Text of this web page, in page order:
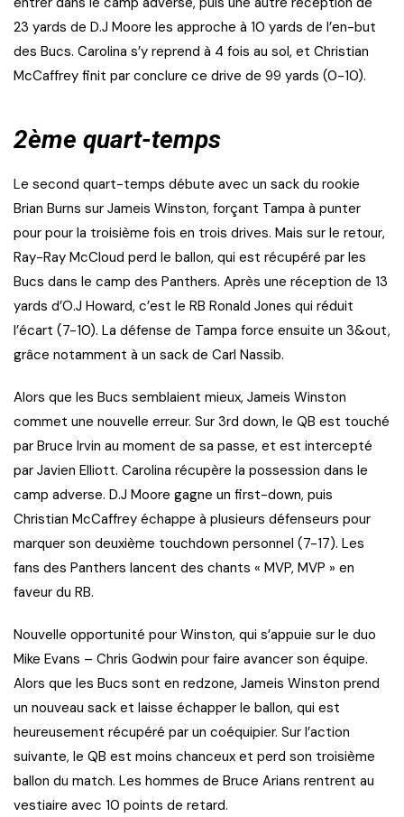
23 yards de D.J Moore les approche à 10 yards de l’en-but
des Bucs. Carolina s’y reprend à 4 fois au sol, et Christian
McCaffrey finit par conclure ce drive de 99 yards (0-10).
2ème quart-temps
Le second quart-temps débute avec un sack du rookie
Brian Burns sur Jameis Winston, forçant Tampa à punter
pour pour la troisième fois en trois drives. Mais sur le retour,
Ray-Ray McCloud perd le ballon, qui est récupéré par les
Bucs dans le camp des Panthers. Après une réception de 13
yards d’O.J Howard, c’est le RB Ronald Jones qui réduit
l’écart (7-10). La défense de Tampa force ensuite un 3&out,
grâce notamment à un sack de Carl Nassib.
Alors que les Bucs semblaient mieux, Jameis Winston
commet une nouvelle erreur. Sur 3rd down, le QB est touché
par Bruce Irvin au moment de sa passe, et est intercepté
par Javien Elliott. Carolina récupère la possession dans le
camp adverse. D.J Moore gagne un first-down, puis
Christian McCaffrey échappe à plusieurs défenseurs pour
marquer son deuxième touchdown personnel (7-17). Les
fans des Panthers lancent des chants « MVP, MVP » en
faveur du RB.
Nouvelle opportunité pour Winston, qui s’appuie sur le duo
Mike Evans – Chris Godwin pour faire avancer son équipe.
Alors que les Bucs sont en redzone, Jameis Winston prend
un nouveau sack et laisse échapper le ballon, qui est
heureusement récupéré par un coéquipier. Sur l’action
suivante, le QB est moins chanceux et perd son troisième
ballon du match. Les hommes de Bruce Arians rentrent au
vestiaire avec 10 points de retard.